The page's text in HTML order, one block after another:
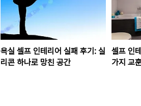
욕실 셀프 인테리어 실패 후기: 실
리콘 하나로 망친 공간
셀프 인
가지 교